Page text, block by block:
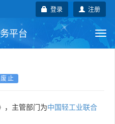
注册
登录
平台
员会
废止
，主管部门为中国轻工业联合